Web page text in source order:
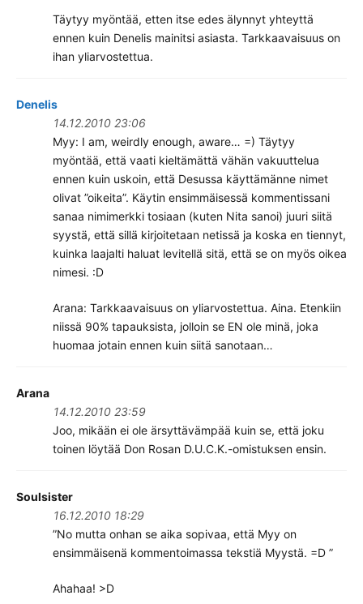
Täytyy myöntää, etten itse edes älynnyt yhteyttä
ennen kuin Denelis mainitsi asiasta. Tarkkaavaisuus on
ihan yliarvostettua.
Denelis
14.12.2010 23:06
Myy: I am, weirdly enough, aware… =) Täytyy
myöntää, että vaati kieltämättä vähän vakuuttelua
ennen kuin uskoin, että Desussa käyttämänne nimet
olivat ”oikeita”. Käytin ensimmäisessä kommentissani
sanaa nimimerkki tosiaan (kuten Nita sanoi) juuri siitä
syystä, että sillä kirjoitetaan netissä ja koska en tiennyt,
kuinka laajalti haluat levitellä sitä, että se on myös oikea
nimesi. :D
Arana: Tarkkaavaisuus on yliarvostettua. Aina. Etenkiin
niissä 90% tapauksista, jolloin se EN ole minä, joka
huomaa jotain ennen kuin siitä sanotaan…
Arana
14.12.2010 23:59
Joo, mikään ei ole ärsyttävämpää kuin se, että joku
toinen löytää Don Rosan D.U.C.K.-omistuksen ensin.
Soulsister
16.12.2010 18:29
”No mutta onhan se aika sopivaa, että Myy on
ensimmäisenä kommentoimassa tekstiä Myystä. =D ”
Ahahaa! >D